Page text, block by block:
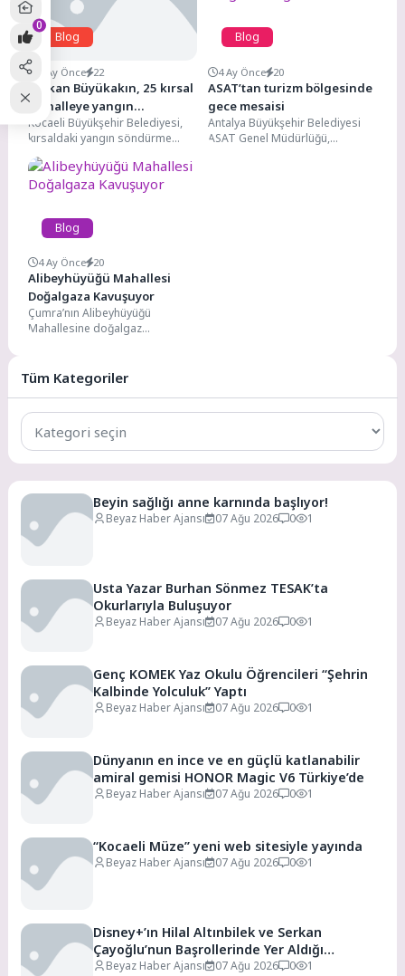
Blog
4 Ay Önce 22
Başkan Büyükakın, 25 kırsal
mahalleye yangın
söndürme tankeri
dağıtımında konuştu:
“Afetlere müdahale hızında
örnek gösteriliyoruz”
Kocaeli Büyükşehir Belediyesi,
kırsaldaki yangın söndürme
tankerlerinin sayısını 105’e
çıkardı. Başkan Büyükakın,
afetlere hızlı müdahale...
Blog
4 Ay Önce 20
ASAT’tan turizm bölgesinde
gece mesaisi
Antalya Büyükşehir Belediyesi
ASAT Genel Müdürlüğü,
Blog
4 Ay Önce 20
Alibeyhüyüğü Mahallesi
Doğalgaza Kavuşuyor
Çumra’nın Alibeyhüyüğü
Mahallesine doğalgaz
güvenli, temiz ve ekonomik
Tüm Kategoriler
Tüm
Kategoriler
Beyin sağlığı anne karnında başlıyor!
Beyaz Haber Ajansı 07 Ağu 2026 0 1
Usta Yazar Burhan Sönmez TESAK’ta
Okurlarıyla Buluşuyor
Beyaz Haber Ajansı 07 Ağu 2026 0 1
Genç KOMEK Yaz Okulu Öğrencileri “Şehrin
Kalbinde Yolculuk” Yaptı
Beyaz Haber Ajansı 07 Ağu 2026 0 1
Dünyanın en ince ve en güçlü katlanabilir
amiral gemisi HONOR Magic V6 Türkiye’de
Beyaz Haber Ajansı 07 Ağu 2026 0 1
“Kocaeli Müze” yeni web sitesiyle yayında
Beyaz Haber Ajansı 07 Ağu 2026 0 1
Disney+’ın Hilal Altınbilek ve Serkan
Çayoğlu’nun Başrollerinde Yer Aldığı
“Öngörü” Filminin Teaser Afişleri ve Merak
Beyaz Haber Ajansı 07 Ağu 2026 0 1
0